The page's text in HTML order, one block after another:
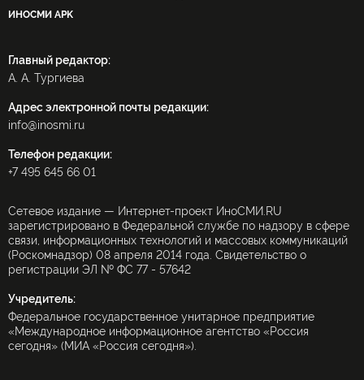
ИНОСМИ APK
Главный редактор:
А. А. Тургиева
Адрес электронной почты редакции:
info@inosmi.ru
Телефон редакции:
+7 495 645 66 01
Сетевое издание — Интернет-проект ИноСМИ.RU
зарегистрировано в Федеральной службе по надзору в сфере
связи, информационных технологий и массовых коммуникаций
(Роскомнадзор) 08 апреля 2014 года. Свидетельство о
регистрации ЭЛ № ФС 77 - 57642
Учредитель:
Федеральное государственное унитарное предприятие
«Международное информационное агентство «Россия
сегодня» (МИА «Россия сегодня»).